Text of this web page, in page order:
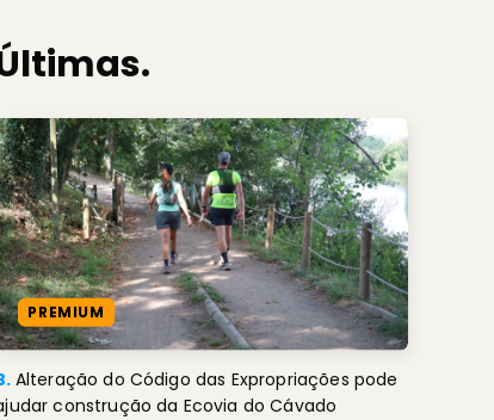
PREMIUM
Alteração do Código das Expropriações pode
construção da Ecovia do Cávado